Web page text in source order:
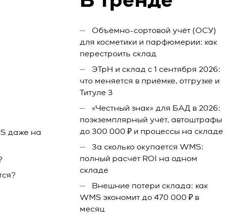
даже на
Объёмно-сортовой учёт (ОСУ)
для косметики и парфюмерии: как
перестроить склад
ЭТрН и склад с 1 сентября 2026:
что меняется в приёмке, отгрузке и
Титуле 3
«Честный знак» для БАД в 2026:
поэкземплярный учёт, автоштрафы
до 300 000 ₽ и процессы на складе
За сколько окупается WMS:
полный расчёт ROI на одном
складе
Внешние потери склада: как
WMS экономит до 470 000 ₽ в
месяц